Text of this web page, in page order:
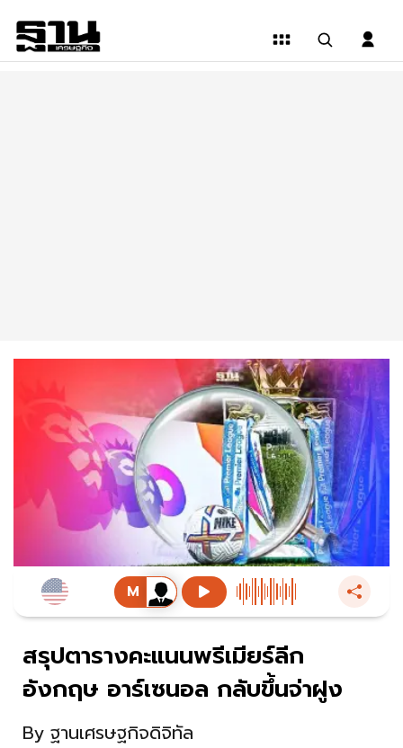
สรุปตารางคะแนนพรีเมียร์ลีก
อังกฤษ อาร์เซนอล กลับขึ้นจ่าฝูง
By ฐานเศรษฐกิจดิจิทัล